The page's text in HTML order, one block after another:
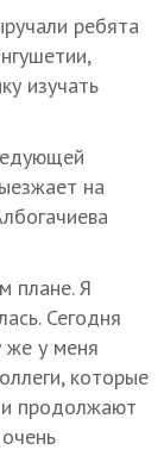
ребята
изучать
на
плане. Я
Сегодня
же у меня
которые
продолжают